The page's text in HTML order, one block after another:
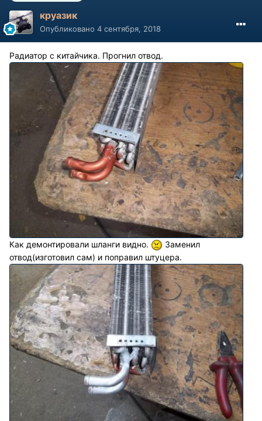
круазик
Опубликовано 4 сентября, 2018
Радиатор с китайчика. Прогнил отвод.
Как демонтировали шланги видно.
Заменил
отвод(изготовил сам) и поправил штуцера.